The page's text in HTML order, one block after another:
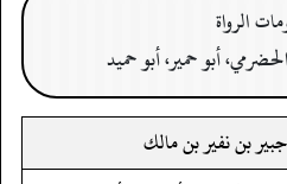
الرواة
أبو حمير، أبو حميد
بن نفير بن مالك